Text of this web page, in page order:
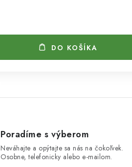
DO KOŠÍKA
Poradíme s výberom
Neváhajte a opýtajte sa nás na čokoľvek.
Osobne, telefonicky alebo e-mailom.